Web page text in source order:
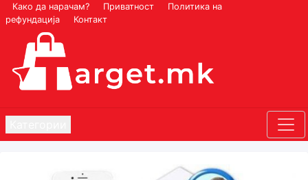
Како да нарачам? Приватност
Политика на
рефундација
Контакт